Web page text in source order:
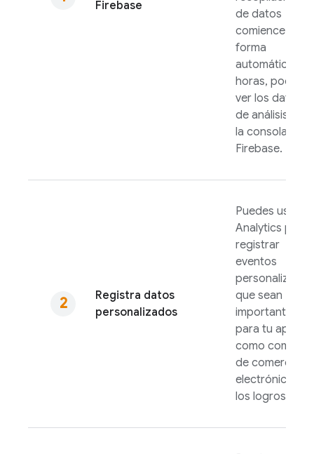
Firebase
de datos
comience en
forma
automática. En
horas, podrás
ver los datos
de análisis en
la consola de
Firebase.
Registra datos
personalizados
Puedes usar
Analytics para
registrar
eventos
personalizados
que sean
importantes
para tu app,
como compras
de comercio
electrónico o
los logros.